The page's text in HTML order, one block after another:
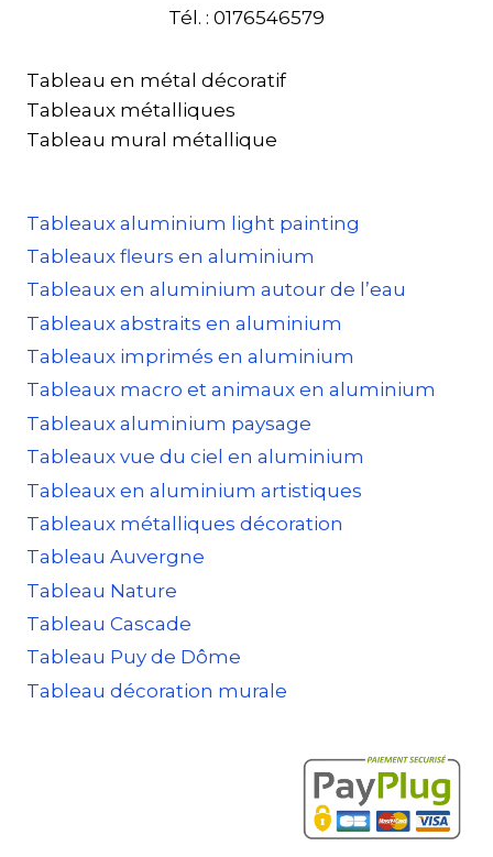
Tél. : 0176546579
Tableau en métal décoratif
Tableaux métalliques
Tableau mural métallique
Tableaux aluminium light painting
Tableaux fleurs en aluminium
Tableaux en aluminium autour de l’eau
Tableaux abstraits en aluminium
Tableaux imprimés en aluminium
Tableaux macro et animaux en aluminium
Tableaux aluminium paysage
Tableaux vue du ciel en aluminium
Tableaux en aluminium artistiques
Tableaux métalliques décoration
Tableau Auvergne
Tableau Nature
Tableau Cascade
Tableau Puy de Dôme
Tableau décoration murale